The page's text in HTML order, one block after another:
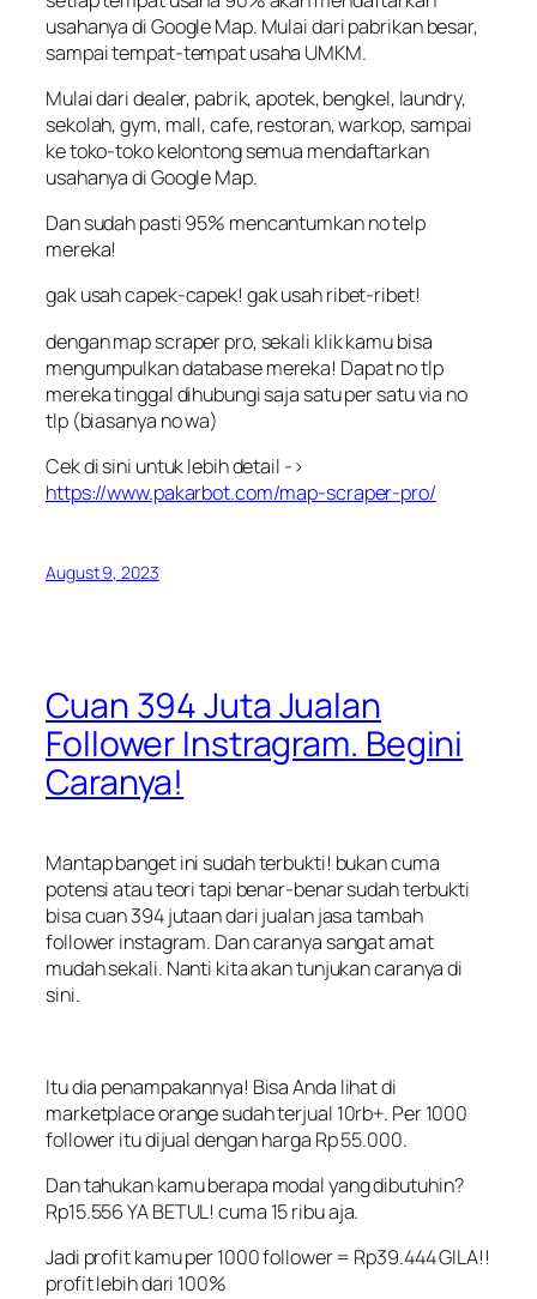
usahanya di Google Map. Mulai dari pabrikan besar,
sampai tempat-tempat usaha UMKM.
Mulai dari dealer, pabrik, apotek, bengkel, laundry,
sekolah, gym, mall, cafe, restoran, warkop, sampai
ke toko-toko kelontong semua mendaftarkan
usahanya di Google Map.
Dan sudah pasti 95% mencantumkan no telp
mereka!
gak usah capek-capek! gak usah ribet-ribet!
dengan map scraper pro, sekali klik kamu bisa
mengumpulkan database mereka! Dapat no tlp
mereka tinggal dihubungi saja satu per satu via no
tlp (biasanya no wa)
Cek di sini untuk lebih detail ->
https://www.pakarbot.com/map-scraper-pro/
August 9, 2023
Cuan 394 Juta Jualan
Follower Instragram. Begini
Caranya!
Mantap banget ini sudah terbukti! bukan cuma
potensi atau teori tapi benar-benar sudah terbukti
bisa cuan 394 jutaan dari jualan jasa tambah
follower instagram. Dan caranya sangat amat
mudah sekali. Nanti kita akan tunjukan caranya di
sini.
Itu dia penampakannya! Bisa Anda lihat di
marketplace orange sudah terjual 10rb+. Per 1000
follower itu dijual dengan harga Rp 55.000.
Dan tahukan kamu berapa modal yang dibutuhin?
Rp15.556 YA BETUL! cuma 15 ribu aja.
Jadi profit kamu per 1000 follower = Rp39.444 GILA!!
profit lebih dari 100%